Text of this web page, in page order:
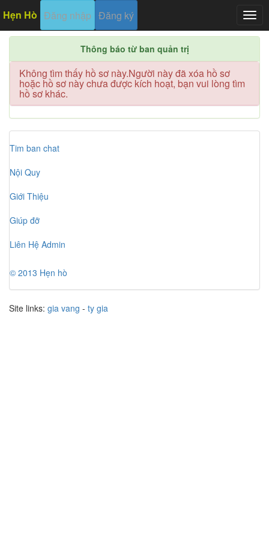
Hẹn Hò Đăng nhập Đăng ký
Thông báo từ ban quản trị
Không tìm thấy hồ sơ này.Người này đã xóa hồ sơ
hoặc hồ sơ này chưa được kích hoạt, bạn vui lòng tìm
hồ sơ khác.
Tim ban chat
Nội Quy
Giới Thiệu
Giúp đỡ
Liên Hệ Admin
© 2013 Hẹn hò
Site links: gia vang - ty gia